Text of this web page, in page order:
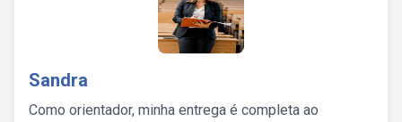
Sandra
Como orientador, minha entrega é completa ao